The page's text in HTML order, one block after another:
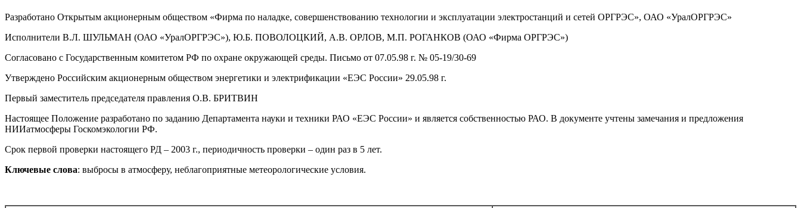
Разработано Открытым акционерным обществом «Фирма по наладке, совершенствованию технологии и эксплуатации электростанций и сетей ОРГРЭС», ОАО «УралОРГРЭС»
Исполнители В.Л. ШУЛЬМАН (ОАО «УралОРГРЭС»), Ю.Б. ПОВОЛОЦКИЙ, А.В. ОРЛОВ, М.П. РОГАНКОВ (ОАО «Фирма ОРГРЭС»)
Согласовано с Государственным комитетом РФ по охране окружающей среды. Письмо от 07.05.98 г. № 05-19/30-69
Утверждено Российским акционерным обществом энергетики и электрификации «ЕЭС России» 29.05.98 г.
Первый заместитель председателя правления О.В. БРИТВИН
Настоящее Положение разработано по заданию Департамента науки и техники РАО «ЕЭС России» и является собственностью РАО. В документе учтены замечания и предложения
НИИатмосферы Госкомэкологии РФ.
Срок первой проверки настоящего РД – 2003 г., периодичность проверки – один раз в 5 лет.
Ключевые слова: выбросы в атмосферу, неблагоприятные метеорологические условия.